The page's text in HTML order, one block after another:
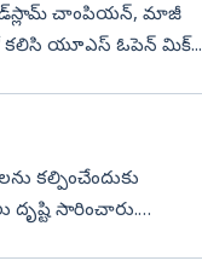
చాంపియ‌న్, మాజీ
యూఎస్ ఓపెన్ మిక్...
కల్పించేందుకు
దృష్టి సారించారు.